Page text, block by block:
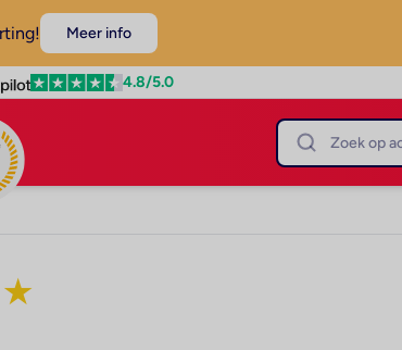
Meer info
4.8/5.0
★